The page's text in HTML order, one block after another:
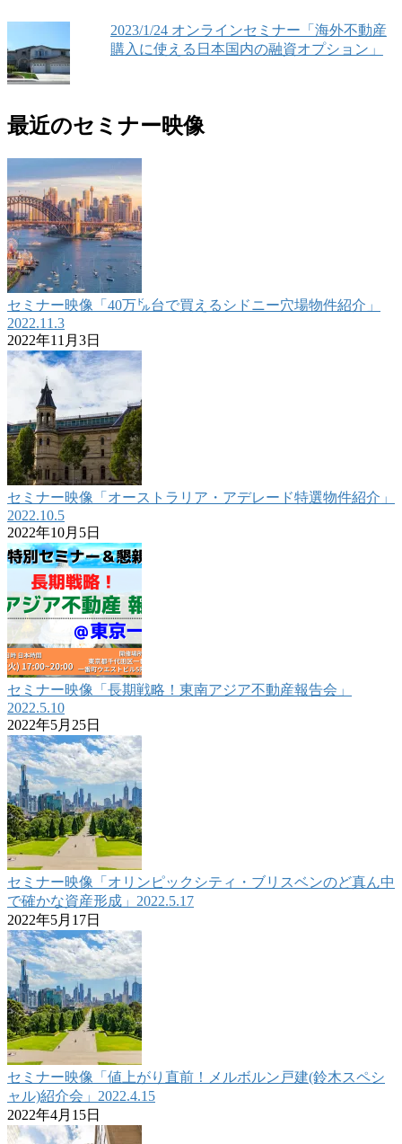
2023/1/24 オンラインセミナー「海外不動産
購入に使える日本国内の融資オプション」
最近のセミナー映像
セミナー映像「40万㌦台で買えるシドニー穴場物件紹介」
2022.11.3
2022年11月3日
セミナー映像「オーストラリア・アデレード特選物件紹介」
2022.10.5
2022年10月5日
セミナー映像「長期戦略！東南アジア不動産報告会」
2022.5.10
2022年5月25日
セミナー映像「オリンピックシティ・ブリスベンのど真ん中
で確かな資産形成」2022.5.17
2022年5月17日
セミナー映像「値上がり直前！メルボルン戸建(鈴木スペシ
ャル)紹介会」2022.4.15
2022年4月15日